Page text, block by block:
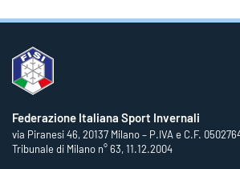
Federazione Italiana Sport Invernali
via Piranesi 46, 20137 Milano – P.IVA e C.F.
Tribunale di Milano n° 63, 11.12.2004